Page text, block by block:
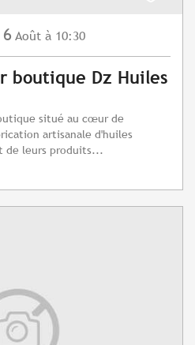
6 Août à 10:30
boutique Dz Huiles
situé au cœur de
artisanale d'huiles
de leurs produits...